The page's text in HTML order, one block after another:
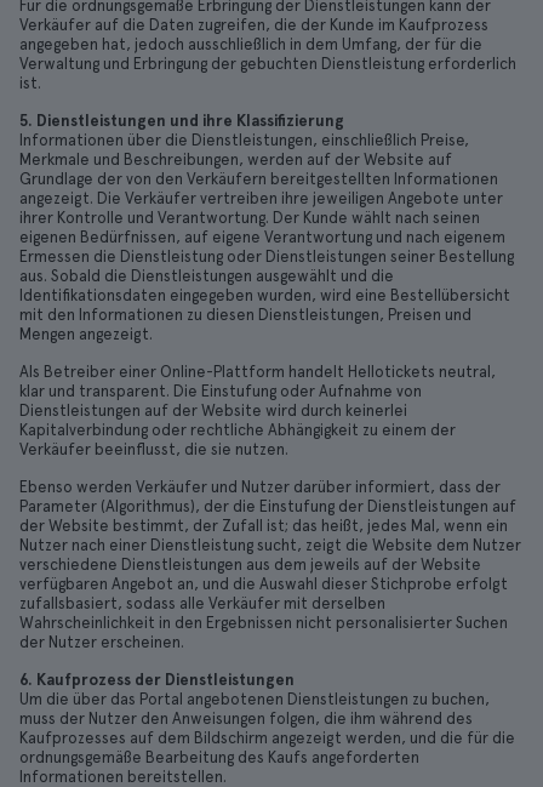
Für die ordnungsgemäße Erbringung der Dienstleistungen kann der
Verkäufer auf die Daten zugreifen, die der Kunde im Kaufprozess
angegeben hat, jedoch ausschließlich in dem Umfang, der für die
Verwaltung und Erbringung der gebuchten Dienstleistung erforderlich
ist.
5. Dienstleistungen und ihre Klassifizierung
Informationen über die Dienstleistungen, einschließlich Preise,
Merkmale und Beschreibungen, werden auf der Website auf
Grundlage der von den Verkäufern bereitgestellten Informationen
angezeigt. Die Verkäufer vertreiben ihre jeweiligen Angebote unter
ihrer Kontrolle und Verantwortung. Der Kunde wählt nach seinen
eigenen Bedürfnissen, auf eigene Verantwortung und nach eigenem
Ermessen die Dienstleistung oder Dienstleistungen seiner Bestellung
aus. Sobald die Dienstleistungen ausgewählt und die
Identifikationsdaten eingegeben wurden, wird eine Bestellübersicht
mit den Informationen zu diesen Dienstleistungen, Preisen und
Mengen angezeigt.
Als Betreiber einer Online-Plattform handelt Hellotickets neutral,
klar und transparent. Die Einstufung oder Aufnahme von
Dienstleistungen auf der Website wird durch keinerlei
Kapitalverbindung oder rechtliche Abhängigkeit zu einem der
Verkäufer beeinflusst, die sie nutzen.
Ebenso werden Verkäufer und Nutzer darüber informiert, dass der
Parameter (Algorithmus), der die Einstufung der Dienstleistungen auf
der Website bestimmt, der Zufall ist; das heißt, jedes Mal, wenn ein
Nutzer nach einer Dienstleistung sucht, zeigt die Website dem Nutzer
verschiedene Dienstleistungen aus dem jeweils auf der Website
verfügbaren Angebot an, und die Auswahl dieser Stichprobe erfolgt
zufallsbasiert, sodass alle Verkäufer mit derselben
Wahrscheinlichkeit in den Ergebnissen nicht personalisierter Suchen
der Nutzer erscheinen.
6. Kaufprozess der Dienstleistungen
Um die über das Portal angebotenen Dienstleistungen zu buchen,
muss der Nutzer den Anweisungen folgen, die ihm während des
Kaufprozesses auf dem Bildschirm angezeigt werden, und die für die
ordnungsgemäße Bearbeitung des Kaufs angeforderten
Informationen bereitstellen.